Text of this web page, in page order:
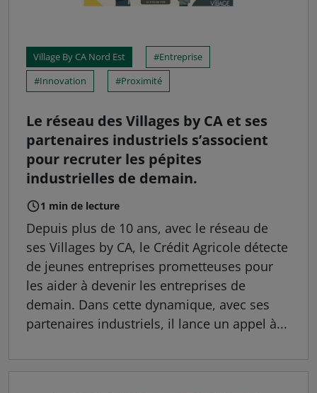
Village By CA Nord Est
Entreprise
Innovation
Proximité
Le réseau des Villages by CA et ses
partenaires industriels s’associent
pour recruter les pépites
industrielles de demain.
1 min de lecture
Depuis plus de 10 ans, avec le réseau de
ses Villages by CA, le Crédit Agricole détecte
de jeunes entreprises prometteuses pour
les aider à devenir les entreprises de
demain. Dans cette dynamique, avec ses
partenaires industriels, il lance un appel à...